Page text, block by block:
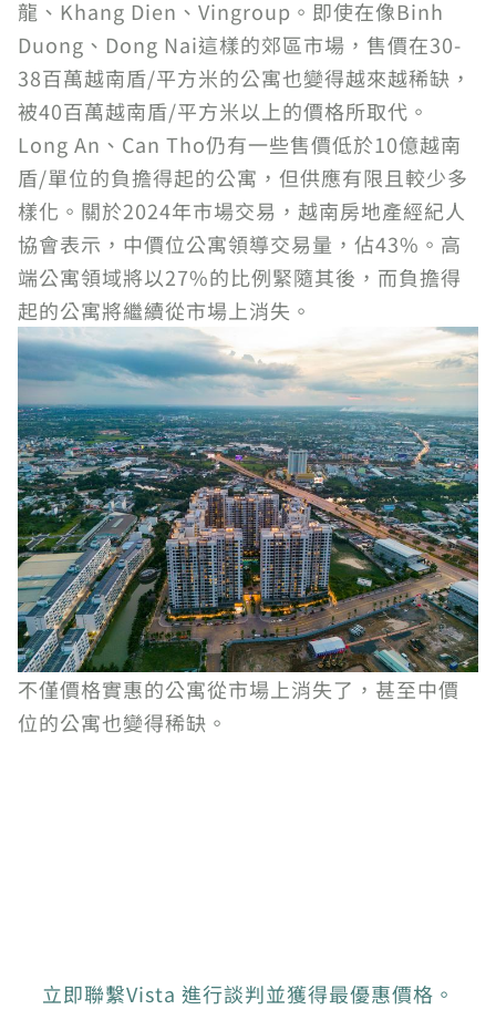
龍、Khang Dien、Vingroup。即使在像Binh
Duong、Dong Nai這樣的郊區市場，售價在30-
38百萬越南盾/平方米的公寓也變得越來越稀缺，
被40百萬越南盾/平方米以上的價格所取代。
Long An、Can Tho仍有一些售價低於10億越南
盾/單位的負擔得起的公寓，但供應有限且較少多
樣化。關於2024年市場交易，越南房地產經紀人
協會表示，中價位公寓領導交易量，佔43%。高
端公寓領域將以27%的比例緊隨其後，而負擔得
起的公寓將繼續從市場上消失。
不僅價格實惠的公寓從市場上消失了，甚至中價
位的公寓也變得稀缺。
立即聯繫Vista 進行談判並獲得最優惠價格。